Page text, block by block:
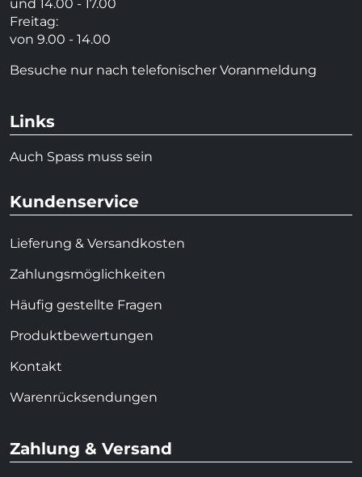
und 14.00 - 17.00
Freitag:
von 9.00 - 14.00
Besuche nur nach telefonischer Voranmeldung
Links
Auch Spass muss sein
Kundenservice
Lieferung & Versandkosten
Zahlungsmöglichkeiten
Häufig gestellte Fragen
Produktbewertungen
Kontakt
Warenrücksendungen
Zahlung & Versand